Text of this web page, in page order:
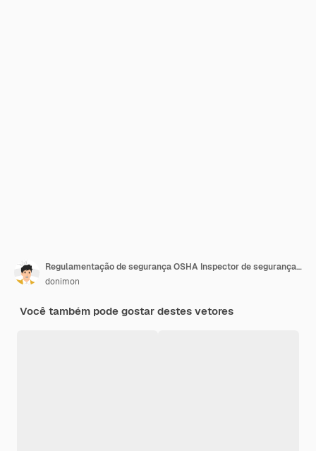
Regulamentação de segurança OSHA Inspector de segurança com lista de verificação e equipamento de emergência
donimon
Você também pode gostar destes vetores